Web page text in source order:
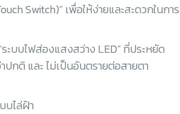
Switch)” เพื่อให้ง่ายและสะดวกในการ
ะบบไฟส่องแสงสว่าง LED” ที่ประหยัด
กติ และ ไม่เป็นอันตรายต่อสายตา
บไล่ฝ้า